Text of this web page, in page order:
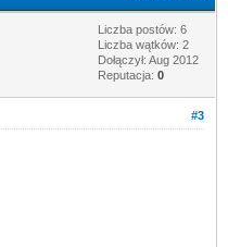
Liczba postów: 6
Liczba wątków: 2
Dołączył: Aug 2012
Reputacja: 0
#3